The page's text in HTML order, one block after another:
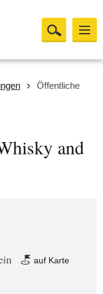
Öffentliche
and
auf Karte